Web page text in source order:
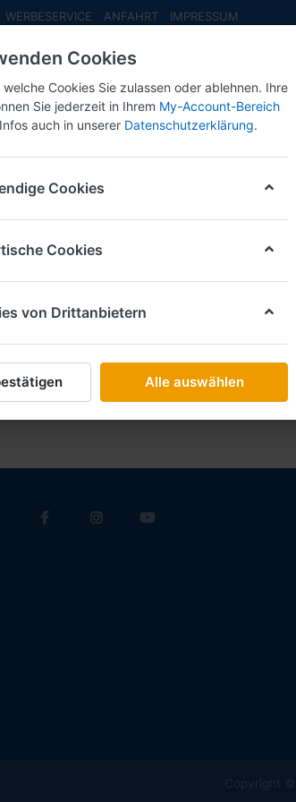
WERBESERVICE ANFAHRT IMPRESSUM
EINGETROFFEN NEUHEITEN
Copyright ©
Cookies
Cookies Sie zulassen oder ablehnen. Ihre
Sie jederzeit in Ihrem My-Account-Bereich
auch in unserer Datenschutzerklärung.
Cookies
Cookies
von Drittanbietern
Alle auswählen